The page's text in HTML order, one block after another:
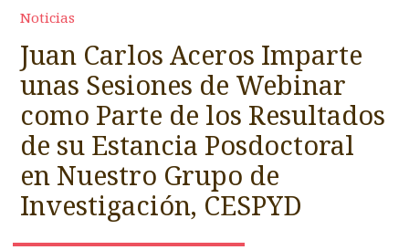
Noticias
Juan Carlos Aceros Imparte
unas Sesiones de Webinar
como Parte de los Resultados
de su Estancia Posdoctoral
en Nuestro Grupo de
Investigación, CESPYD